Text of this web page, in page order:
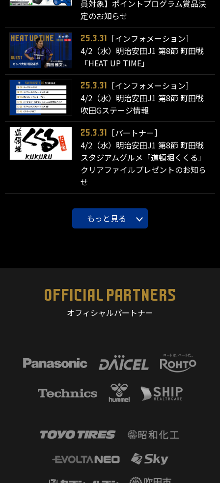
員対象】ポイントプログラム賞品決
定のお知らせ
25.3.31
［インフォメーション］
4/2（水）明治安田J1 第8節 町田戦
「HEAT UP TIME」
25.3.31
［インフォメーション］
4/2（水）明治安田J1 第8節 町田戦
吹田Gステージ情報
25.3.31
［パートナー］
4/2（水）明治安田J1 第8節 町田戦
スタジアムグルメ「道頓堀くくる」
クリアファイルプレゼントのお知ら
せ
もっと見る
OFFICIAL PARTNERS
オフィシャルパートナー